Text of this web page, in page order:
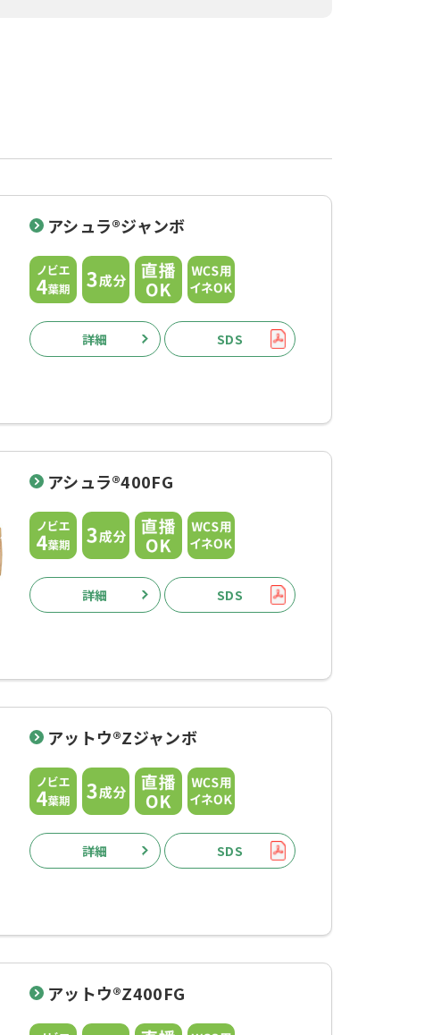
アシュラ®ジャンボ
詳細 SDS
アシュラ®400FG
詳細 SDS
アットウ®Zジャンボ
詳細 SDS
アットウ®Z400FG